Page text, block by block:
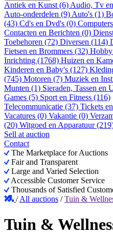
Antiek en Kunst (6) Audio, Tv
Auto-onderdelen (9) Auto's (1)
(43) Cd's en Dvd's (0)
Contacten en Berichten (0)
Toebehoren (72) Diversen (114)
Fietsen en Brommers (32)
Inrichting (1768) Huizen en
Kinderen en Baby's (127)
(745) Motoren (7) Muziek en
Munten (1) Sieraden, Tassen en
Games (5) Sport en Fitness (116)
Telecommunicatie (37) Tickets
Vacatures (0) Vakantie (0)
(20) Witgoed en Apparatuur
Sell at auction
Contact
The Marketplace for Auctions
Fair and Transparent
Large and Varied Selection
Accessible Customer Service
Thousands of Satisfied
/All auctions /Tuin &
Tuin &